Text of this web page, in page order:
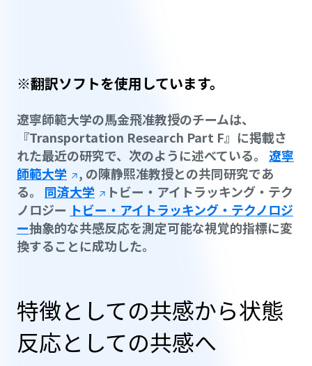
※翻訳ソフトを使用しています。
遼寧師範大学の馬金飛准教授のチームは、
『Transportation Research Part F』に掲載さ
れた最近の研究で、次のように述べている。 遼寧
師範大学
, の陳静熙准教授との共同研究であ
る。 同済大学
トビー・アイトラッキング・テク
ノロジー トビー・アイトラッキング・テクノロジ
ー抽象的な共感反応を測定可能な視覚的指標に変
換することに成功した。
特徴としての共感から状態
反応としての共感へ